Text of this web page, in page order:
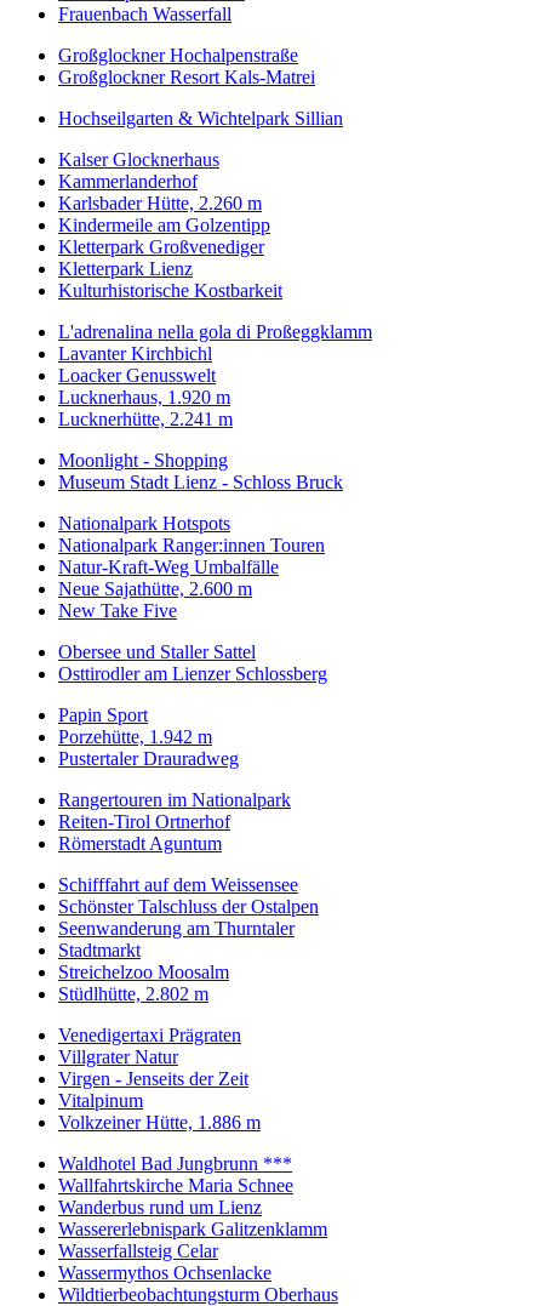
Frauenbach Wasserfall
Großglockner Hochalpenstraße
Großglockner Resort Kals-Matrei
Hochseilgarten & Wichtelpark Sillian
Kalser Glocknerhaus
Kammerlanderhof
Karlsbader Hütte, 2.260 m
Kindermeile am Golzentipp
Kletterpark Großvenediger
Kletterpark Lienz
Kulturhistorische Kostbarkeit
L'adrenalina nella gola di Proßeggklamm
Lavanter Kirchbichl
Loacker Genusswelt
Lucknerhaus, 1.920 m
Lucknerhütte, 2.241 m
Moonlight - Shopping
Museum Stadt Lienz - Schloss Bruck
Nationalpark Hotspots
Nationalpark Ranger:innen Touren
Natur-Kraft-Weg Umbalfälle
Neue Sajathütte, 2.600 m
New Take Five
Obersee und Staller Sattel
Osttirodler am Lienzer Schlossberg
Papin Sport
Porzehütte, 1.942 m
Pustertaler Drauradweg
Rangertouren im Nationalpark
Reiten-Tirol Ortnerhof
Römerstadt Aguntum
Schifffahrt auf dem Weissensee
Schönster Talschluss der Ostalpen
Seenwanderung am Thurntaler
Stadtmarkt
Streichelzoo Moosalm
Stüdlhütte, 2.802 m
Venedigertaxi Prägraten
Villgrater Natur
Virgen - Jenseits der Zeit
Vitalpinum
Volkzeiner Hütte, 1.886 m
Waldhotel Bad Jungbrunn ***
Wallfahrtskirche Maria Schnee
Wanderbus rund um Lienz
Wassererlebnispark Galitzenklamm
Wasserfallsteig Celar
Wassermythos Ochsenlacke
Wildtierbeobachtungsturm Oberhaus